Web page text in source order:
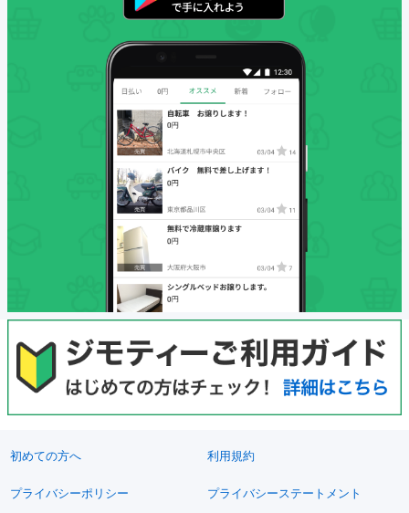
初めての方へ 利用規約
プライバシーポリシー プライバシーステートメント